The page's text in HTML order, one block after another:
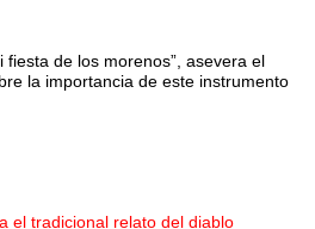
de los morenos”, asevera el
la importancia de este instrumento
el tradicional relato del diablo